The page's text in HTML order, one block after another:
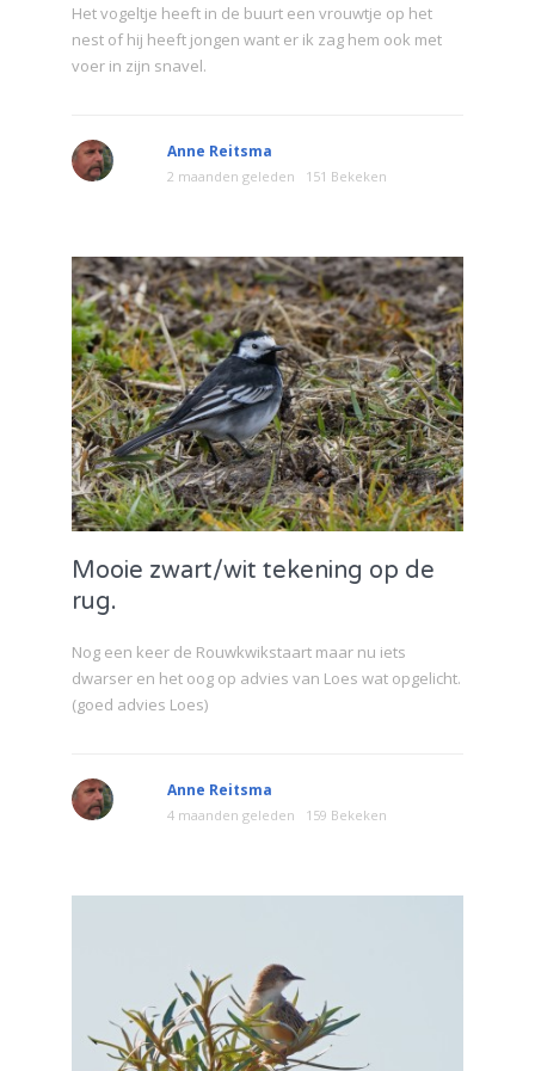
Het vogeltje heeft in de buurt een vrouwtje op het
nest of hij heeft jongen want er ik zag hem ook met
voer in zijn snavel.
Anne Reitsma
2 maanden geleden 151 Bekeken
Mooie zwart/wit tekening op de
rug.
Nog een keer de Rouwkwikstaart maar nu iets
dwarser en het oog op advies van Loes wat opgelicht.
(goed advies Loes)
Anne Reitsma
4 maanden geleden 159 Bekeken